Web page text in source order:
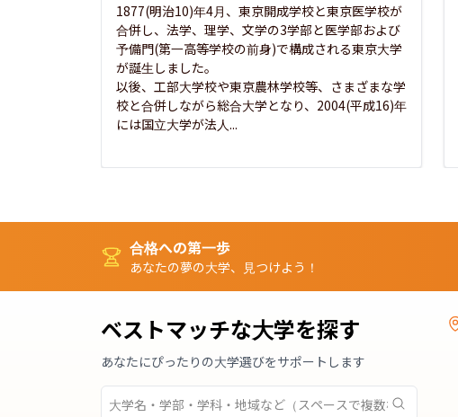
1877(明治10)年4月、東京開成学校と東京医学校が
合併し、法学、理学、文学の3学部と医学部および
予備門(第一高等学校の前身)で構成される東京大学
が誕生しました。
以後、工部大学校や東京農林学校等、さまざまな学
校と合併しながら総合大学となり、2004(平成16)年
には国立大学が法人...
合格への第一歩
あなたの夢の大学、見つけよう！
ベストマッチな大学を探す
あなたにぴったりの大学選びをサポートします